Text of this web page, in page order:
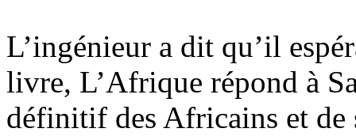
L’ingénieur a dit qu’il
livre, L’Afrique répond à
définitif des Africains et de